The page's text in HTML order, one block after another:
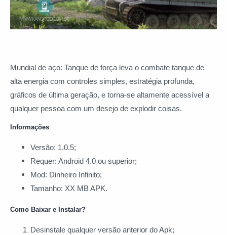
Mundial de aço: Tanque de força leva o combate tanque de
alta energia com controles simples, estratégia profunda,
gráficos de última geração, e torna-se altamente acessível a
qualquer pessoa com um desejo de explodir coisas.
Informações
Versão: 1.0.5;
Requer: Android 4.0 ou superior;
Mod: Dinheiro Infinito;
Tamanho: XX MB APK.
Como Baixar e Instalar?
Desinstale qualquer versão anterior do Apk;